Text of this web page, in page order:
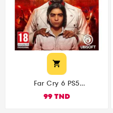

Far Cry 6 PS5
(Playstation 5)
99 TND